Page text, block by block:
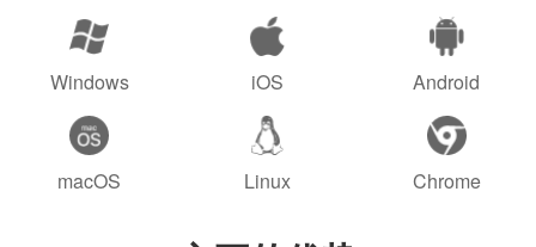
Windows iOS Android
macOS Linux Chrome